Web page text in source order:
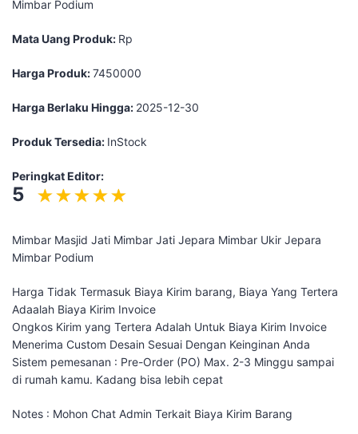
Mimbar Podium
Mata Uang Produk: Rp
Harga Produk:7450000
Harga Berlaku Hingga: 2025-12-30
Produk Tersedia: InStock
Peringkat Editor:
5
Mimbar Masjid Jati Mimbar Jati Jepara Mimbar Ukir Jepara
Mimbar Podium
Harga Tidak Termasuk Biaya Kirim barang, Biaya Yang Tertera
Adaalah Biaya Kirim Invoice
Ongkos Kirim yang Tertera Adalah Untuk Biaya Kirim Invoice
Menerima Custom Desain Sesuai Dengan Keinginan Anda
Sistem pemesanan : Pre-Order (PO) Max. 2-3 Minggu sampai
di rumah kamu. Kadang bisa lebih cepat
Notes : Mohon Chat Admin Terkait Biaya Kirim Barang